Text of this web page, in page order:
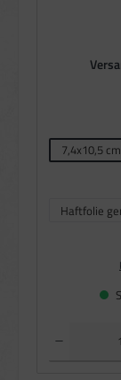
7,4x10,5 cm
Haftfolie
Produkt Anzahl: